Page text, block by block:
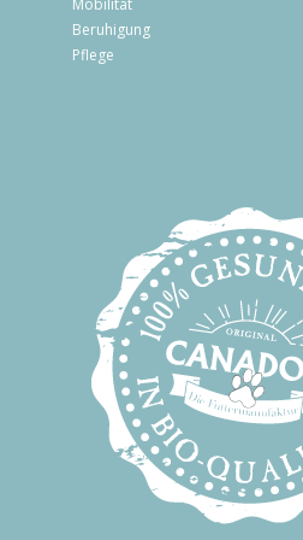
Beruhigung
Pflege